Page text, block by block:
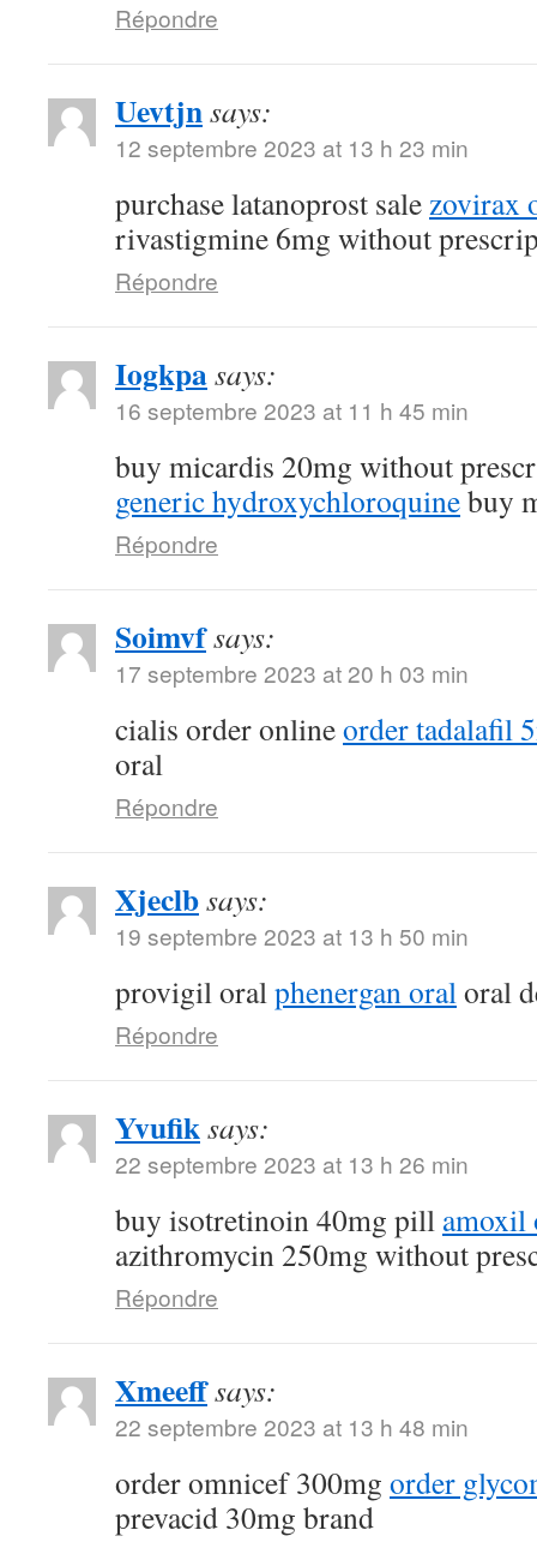
Répondre
Uevtjnsays:
12 septembre 2023 at 13 h 23 min
purchase latanoprost salezovirax
rivastigmine 6mg without
Répondre
Iogkpasays:
16 septembre 2023 at 11 h 45 min
buy micardis 20mg without
generic hydroxychloroquinebuy
Répondre
Soimvfsays:
17 septembre 2023 at 20 h 03 min
cialis order onlineorder tadalafil
oral
Répondre
Xjeclbsays:
19 septembre 2023 at 13 h 50 min
provigil oralphenergan oraloral
Répondre
Yvufiksays:
22 septembre 2023 at 13 h 26 min
buy isotretinoin 40mg pill amoxil
azithromycin 250mg without
Répondre
Xmeeffsays:
22 septembre 2023 at 13 h 48 min
order omnicef 300mg order
prevacid 30mg brand